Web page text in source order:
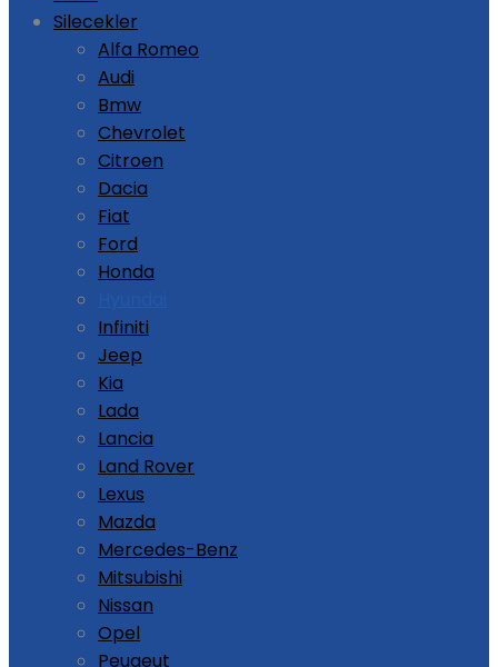
Silecekler
Alfa Romeo
Audi
Bmw
Chevrolet
Citroen
Dacia
Fiat
Ford
Honda
Infiniti
Jeep
Kia
Lada
Lancia
Land Rover
Lexus
Mazda
Mercedes-Benz
Mitsubishi
Nissan
Opel
Peugeut